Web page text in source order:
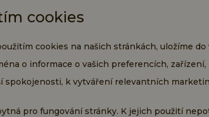
cookies
cookies na našich stránkách, uložíme
o informace o vašich preferencích,
spokojenosti, k vytváření relevantních
pro fungování stránky. K jejich použití